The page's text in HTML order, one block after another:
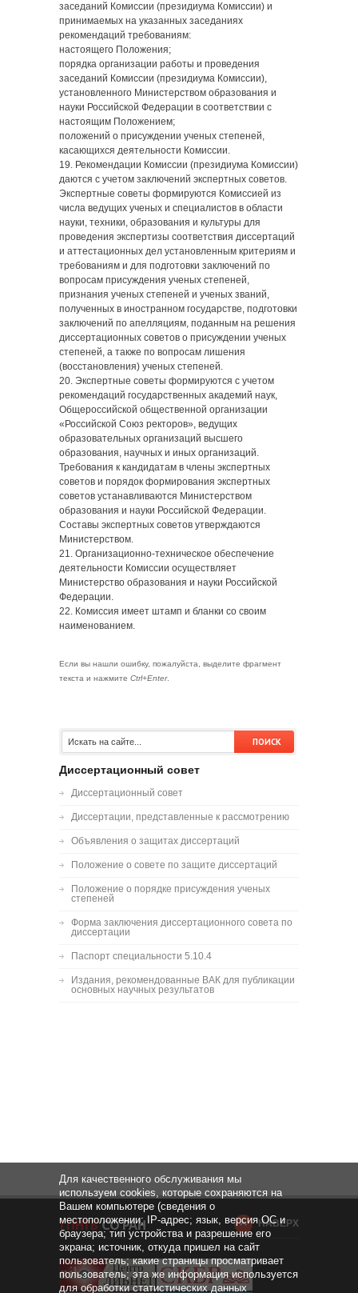
заседаний Комиссии (президиума Комиссии) и
принимаемых на указанных заседаниях
рекомендаций требованиям:
настоящего Положения;
порядка организации работы и проведения
заседаний Комиссии (президиума Комиссии),
установленного Министерством образования и
науки Российской Федерации в соответствии с
настоящим Положением;
положений о присуждении ученых степеней,
касающихся деятельности Комиссии.
19. Рекомендации Комиссии (президиума Комиссии)
даются с учетом заключений экспертных советов.
Экспертные советы формируются Комиссией из
числа ведущих ученых и специалистов в области
науки, техники, образования и культуры для
проведения экспертизы соответствия диссертаций
и аттестационных дел установленным критериям и
требованиям и для подготовки заключений по
вопросам присуждения ученых степеней,
признания ученых степеней и ученых званий,
полученных в иностранном государстве, подготовки
заключений по апелляциям, поданным на решения
диссертационных советов о присуждении ученых
степеней, а также по вопросам лишения
(восстановления) ученых степеней.
20. Экспертные советы формируются с учетом
рекомендаций государственных академий наук,
Общероссийской общественной организации
«Российской Союз ректоров», ведущих
образовательных организаций высшего
образования, научных и иных организаций.
Требования к кандидатам в члены экспертных
советов и порядок формирования экспертных
советов устанавливаются Министерством
образования и науки Российской Федерации.
Составы экспертных советов утверждаются
Министерством.
21. Организационно-техническое обеспечение
деятельности Комиссии осуществляет
Министерство образования и науки Российской
Федерации.
22. Комиссия имеет штамп и бланки со своим
наименованием.
Если вы нашли ошибку, пожалуйста, выделите фрагмент
текста и нажмите Ctrl+Enter.
Диссертационный совет
Диссертационный совет
Диссертации, представленные к рассмотрению
Объявления о защитах диссертаций
Положение о совете по защите диссертаций
Положение о порядке присуждения ученых
степеней
Форма заключения диссертационного совета по
диссертации
Паспорт специальности 5.10.4
Издания, рекомендованные ВАК для публикации
основных научных результатов
НАВЕРХ
Для качественного обслуживания мы
используем cookies, которые сохраняются на
Вашем компьютере (сведения о
местоположении; IP-адрес; язык, версия ОС и
браузера; тип устройства и разрешение его
экрана; источник, откуда пришел на сайт
пользователь; какие страницы просматривает
пользователь; эта же информация используется
для обработки статистических данных